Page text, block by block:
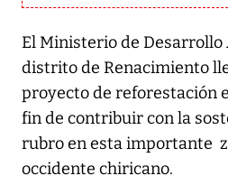
El Ministerio de Desarrollo
distrito de Renacimiento
proyecto de reforestación
fin de contribuir con la
rubro en esta importante
occidente chiricano.